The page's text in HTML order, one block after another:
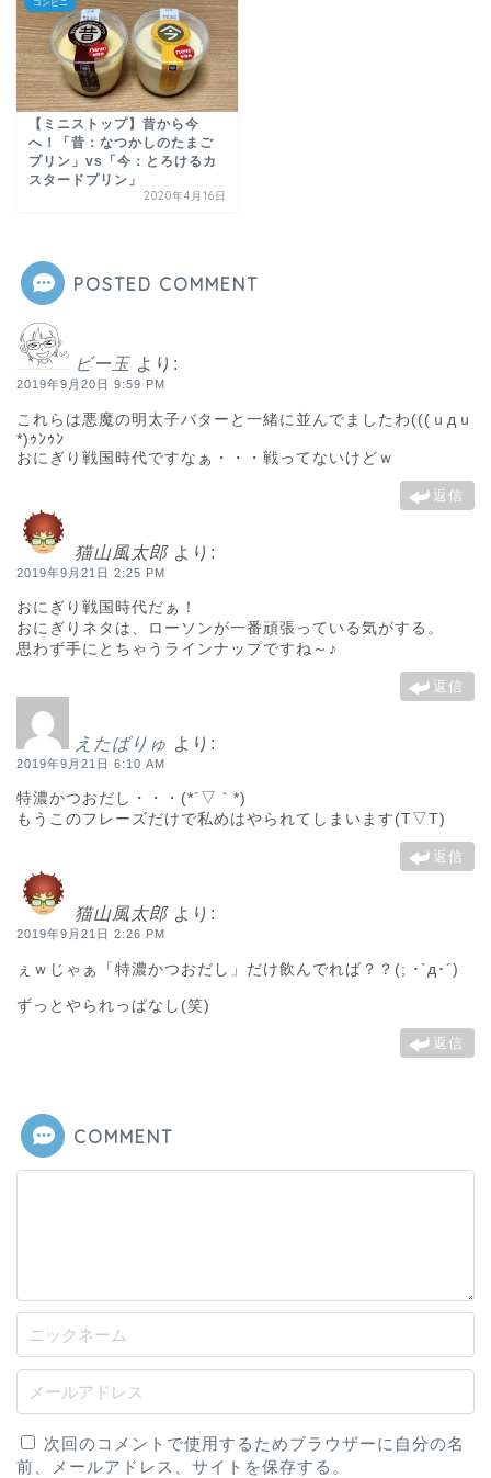
コンビニ
【ミニストップ】昔から今
へ！「昔：なつかしのたまご
プリン」vs「今：とろけるカ
スタードプリン」
2020年4月16日
POSTED COMMENT
ビー玉 より:
2019年9月20日 9:59 PM
これらは悪魔の明太子バターと一緒に並んでましたわ(((ｕдｕ
*)ｩﾝｩﾝ
おにぎり戦国時代ですなぁ・・・戦ってないけどｗ
返信
猫山風太郎 より:
2019年9月21日 2:25 PM
おにぎり戦国時代だぁ！
おにぎりネタは、ローソンが一番頑張っている気がする。
思わず手にとちゃうラインナップですね～♪
返信
えたばりゅ より:
2019年9月21日 6:10 AM
特濃かつおだし・・・(*´▽｀*)
もうこのフレーズだけで私めはやられてしまいます(T▽T)
返信
猫山風太郎 より:
2019年9月21日 2:26 PM
ぇｗじゃぁ「特濃かつおだし」だけ飲んでれば？？(; ･`д･´)
ずっとやられっぱなし(笑)
返信
COMMENT
次回のコメントで使用するためブラウザーに自分の名
前、メールアドレス、サイトを保存する。